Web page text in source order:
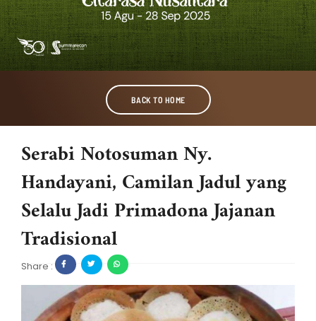
BACK TO HOME
Serabi Notosuman Ny.
Handayani, Camilan Jadul yang
Selalu Jadi Primadona Jajanan
Tradisional
Share :